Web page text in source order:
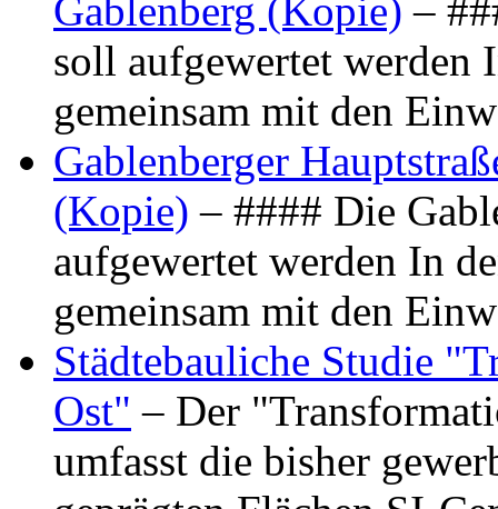
Gablenberg (Kopie) –
soll aufgewertet werden
gemeinsam mit den
Gablenberger
(Kopie) – #### Die
aufgewertet werden In
gemeinsam mit den
Städtebauliche Studie
Ost" – Der
umfasst die bisher